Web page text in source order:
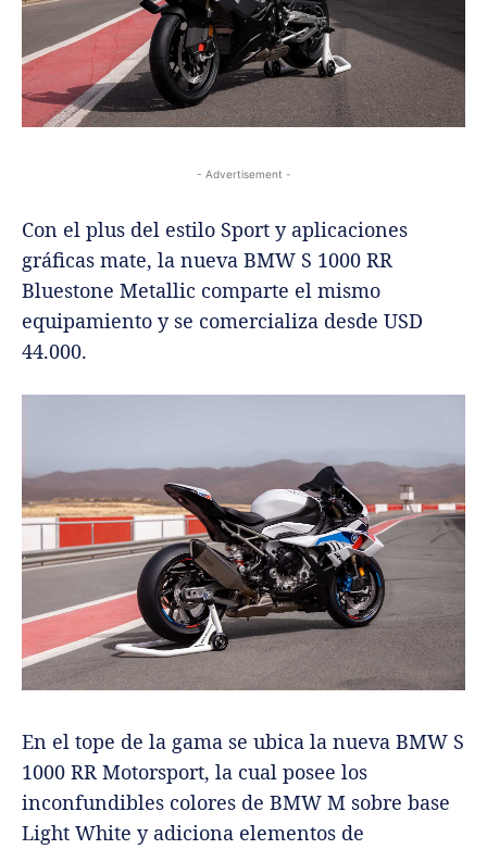
- Advertisement -
Con el plus del estilo Sport y aplicaciones
gráficas mate, la nueva BMW S 1000 RR
Bluestone Metallic comparte el mismo
equipamiento y se comercializa desde USD
44.000.
En el tope de la gama se ubica la nueva BMW S
1000 RR Motorsport, la cual posee los
inconfundibles colores de BMW M sobre base
Light White y adiciona elementos de